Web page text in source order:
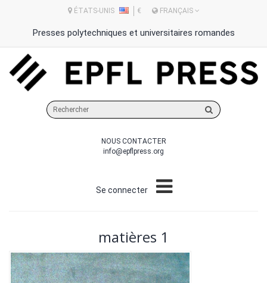
ÉTATS-UNIS € FRANÇAIS
Presses polytechniques et universitaires romandes
sur
site
NOUS CONTACTER
info@epflpress.org
Se connecter
matières 1